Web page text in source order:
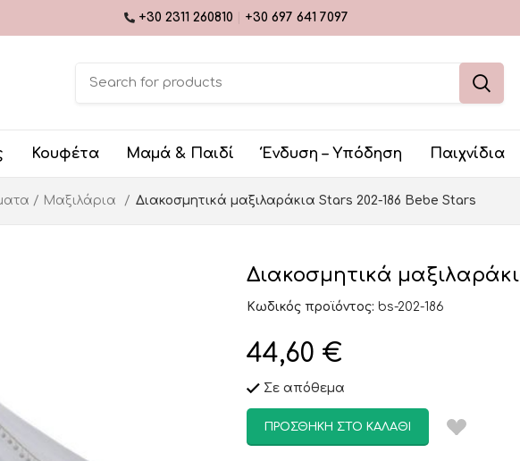
+30 2311 260810 +30 697 641 7097
Κουφέτα Μαμά & Παιδί Ένδυση – Υπόδηση Παιχνίδια
/ Μαξιλάρια Διακοσμητικά μαξιλαράκια Stars 202-186 Bebe Stars
Διακοσμητικά
Κωδικός προϊόντος: bs-202-186
44,60 €
Σε απόθεμα
ΠΡΟΣΘΉΚΗ ΣΤΟ ΚΑΛΆΘΙ